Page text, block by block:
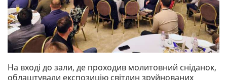
На вході до зали, де проходив молитовний сніданок,
облаштували експозицію світлин зруйнованих